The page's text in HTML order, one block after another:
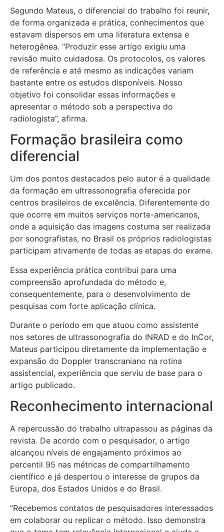
Segundo Mateus, o diferencial do trabalho foi reunir,
de forma organizada e prática, conhecimentos que
estavam dispersos em uma literatura extensa e
heterogênea. “Produzir esse artigo exigiu uma
revisão muito cuidadosa. Os protocolos, os valores
de referência e até mesmo as indicações variam
bastante entre os estudos disponíveis. Nosso
objetivo foi consolidar essas informações e
apresentar o método sob a perspectiva do
radiologista”, afirma.
Formação brasileira como
diferencial
Um dos pontos destacados pelo autor é a qualidade
da formação em ultrassonografia oferecida por
centros brasileiros de excelência. Diferentemente do
que ocorre em muitos serviços norte-americanos,
onde a aquisição das imagens costuma ser realizada
por sonografistas, no Brasil os próprios radiologistas
participam ativamente de todas as etapas do exame.
Essa experiência prática contribui para uma
compreensão aprofundada do método e,
consequentemente, para o desenvolvimento de
pesquisas com forte aplicação clínica.
Durante o período em que atuou como assistente
nos setores de ultrassonografia do INRAD e do InCor,
Mateus participou diretamente da implementação e
expansão do Doppler transcraniano na rotina
assistencial, experiência que serviu de base para o
artigo publicado.
Reconhecimento internacional
A repercussão do trabalho ultrapassou as páginas da
revista. De acordo com o pesquisador, o artigo
alcançou níveis de engajamento próximos ao
percentil 95 nas métricas de compartilhamento
científico e já despertou o interesse de grupos da
Europa, dos Estados Unidos e do Brasil.
“Recebemos contatos de pesquisadores interessados
em colaborar ou replicar o método. Isso demonstra